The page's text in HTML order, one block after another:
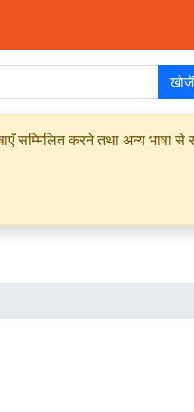
खोजें
सम्मिलित करने तथा अन्य भाषा से